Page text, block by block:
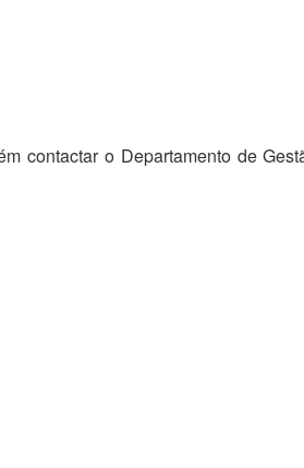
contactar o Departamento de